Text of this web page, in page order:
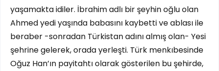
yaşamakta idiler. İbrahim adlı bir şeyhin oğlu olan
Ahmed yedi yaşında babasını kaybetti ve ablası ile
beraber -sonradan Türkistan adını almış olan- Yesi
şehrine gelerek, orada yerleşti. Türk menkıbesinde
Oğuz Han’ın payitahtı olarak gösterilen bu şehirde,